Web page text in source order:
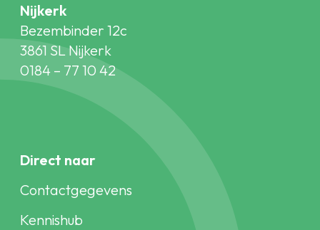
Nijkerk
Bezembinder 12c
3861 SL Nijkerk
0184 – 77 10 42
Direct naar
Contactgegevens
Kennishub